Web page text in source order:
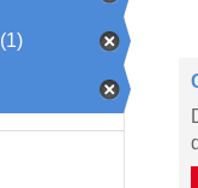
(1)